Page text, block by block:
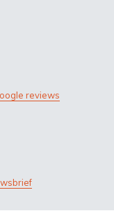
reviews